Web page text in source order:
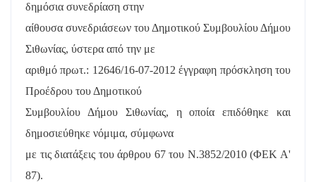
δημόσια συνεδρίαση στην
αίθουσα συνεδριάσεων του Δημοτικού Συμβουλίου Δήμου
Σιθωνίας, ύστερα από την με
αριθμό πρωτ.: 12646/16-07-2012 έγγραφη πρόσκληση του
Προέδρου του Δημοτικού
Συμβουλίου Δήμου Σιθωνίας, η οποία επιδόθηκε και
δημοσιεύθηκε νόμιμα, σύμφωνα
με τις διατάξεις του άρθρου 67 του Ν.3852/2010 (ΦΕΚ Α'
87).